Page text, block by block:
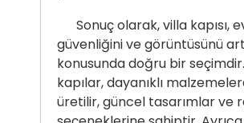
Sonuç olarak, villa kapısı,
güvenliğini ve görüntüsünü
konusunda doğru bir
kapılar, dayanıklı
üretilir, güncel tasarımlar ve